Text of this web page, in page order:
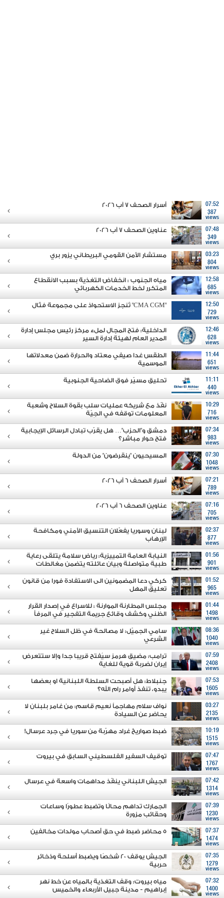
07:52
387
views
أسرار الصحف 7 آب 2026
07:48
349
views
عناوين الصحف 7 آب 2026
03:23
804
views
مستشار الأمن القومي البريطاني يزور بري
12:58
685
views
مياه الجنوب : انخفاض التغذية بسبب الانقطاع
المتكرر لخط الخدمات الكهربائي
12:50
729
views
"CMA CGM" تُنجز الاستحواذ على مجموعة فتّال
12:46
628
views
الداخلية: فتح المجال لملء مركز رئيس مجلس إدارة
المدير العام لهيئة إدارة السير
11:44
651
views
الطقس غدا صيفي معتاد والحرارة ضمن معدلاتها
الموسمية
11:11
440
views
تحليق مسيّر فوق الضاحية الجنوبية
10:29
716
views
نفّذ مع شريكه عمليات سلب بقوة السلاح وشعبة
المعلومات توقفه في الجِيّة
07:34
983
views
دمشق و"الحزب"… هل يقرّب تبادل الرسائل الإيجابية
فتح حوار مباشر؟
07:30
1048
views
المسيحيون "ينقرضون" من الدولة
07:21
789
views
أسرار الصحف 6 آب 2026
07:16
705
views
عناوين الصحف 6 آب 2026
02:37
877
views
لبنان وسوريا يفعّلان التنسيق الأمني ومكافحة
الإرهاب
01:56
901
views
النيابة العامة التمييزية: رياض سلامة يتلقى رعاية
طبية متواصلة وبيان عائلته يتضمن مغالطات
01:52
965
views
كركي دعا المضمونين الى الاستفادة فورا من قانون
تعليق المهل
01:44
1498
views
مجلس المطارنة الموارنة : للاسراع في إصدار القرار
الظني وكشف وقائع جريمة التفجير في المرفأ
08:36
1040
views
سامي الجميّل: لا مصالحة في ظل السلاح غير
الشرعي
07:59
2408
views
ترامب: مضيق هرمز سيُفتح قريبا جدا وإلا ستتعرض
إيران لضربة قوية للغاية
07:53
1605
views
جنبلاط: هل أصبحت السلطة اللبنانية او بعضها
يبدو، تنفذ أوامر رام الله؟
03:27
2135
views
نواف سلام مهاجماً نعيم قاسم: من غامر بلبنان لا
يحاضر عن السيادة
10:19
1515
views
ضبط صواريخ غراد مهرّبة من سوريا في جرد عرسال!
07:47
1767
views
توقيف السفير الفلسطيني السابق في بيروت
07:42
1314
views
الجيش اللبناني ينفّذ مداهمات واسعة في عرسال
07:39
1230
views
الجمارك تداهم محالًا وتضبط عطورًا وساعات
وحقائب مزورة
07:37
1474
views
5 محاضر ضبط في حق أصحاب مولدات مخالفين
07:35
1279
views
الجيش يوقف 20 شخصًا ويضبط أسلحة وذخائر
حربية
07:32
1400
views
مياه بيروت: وقف التغذية بالمياه عن خط نهر
إبراهيم - مدينة جبيل الأربعاء والخميس